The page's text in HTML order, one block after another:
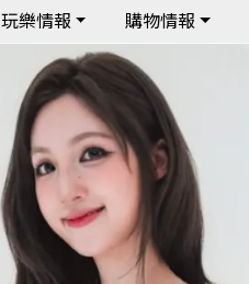
玩樂情報 購物情報